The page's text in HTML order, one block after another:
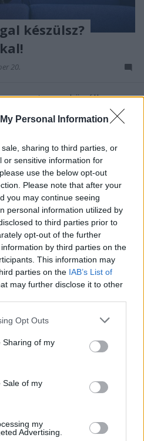
Personal Information
sharing to third parties, or
or sensitive information for
use the below opt-out
Please note that after your
you may continue seeing
personal information utilized by
to third parties prior to
opt-out of the further
by third parties on the
This information may
parties on the IAB’s List of
may further disclose it to other
app uses one or more Google
behaviour. You may click to
and its third-party tags to
purposes in below Google
Opt Outs
Sharing of my
Sale of my
my
Advertising.
készülsz?
20.
rengeteg eszköz áll a
elérjük üzleti céljainkat.
opciókra gondolunk,
szinte végtelen. A
változások és…